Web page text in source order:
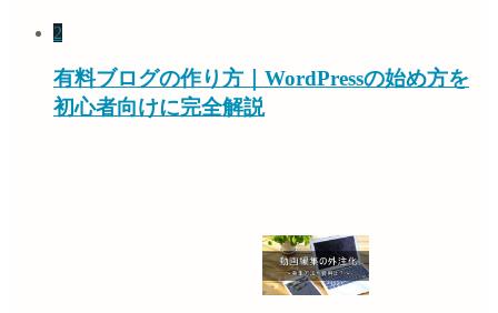
2
有料ブログの作り方｜WordPressの始め方を
初心者向けに完全解説